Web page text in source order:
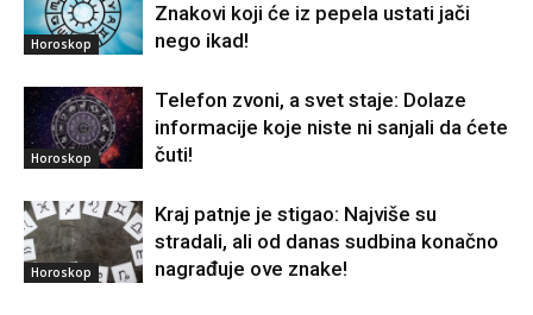
Horoskop
Znakovi koji će iz pepela ustati jači
nego ikad!
Horoskop
Telefon zvoni, a svet staje: Dolaze
informacije koje niste ni sanjali da ćete
čuti!
Horoskop
Kraj patnje je stigao: Najviše su
stradali, ali od danas sudbina konačno
nagrađuje ove znake!